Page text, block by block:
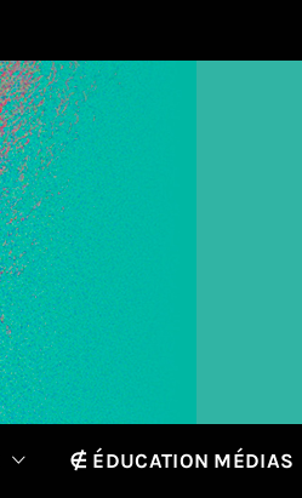
∉ ÉDUCATION MÉDIAS